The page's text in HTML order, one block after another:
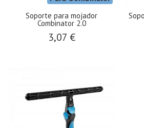
Soporte para mojador
Combinator 2.0
3,07 €